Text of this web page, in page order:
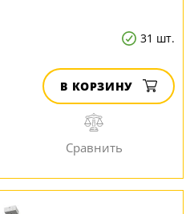
31 шт.
В КОРЗИНУ